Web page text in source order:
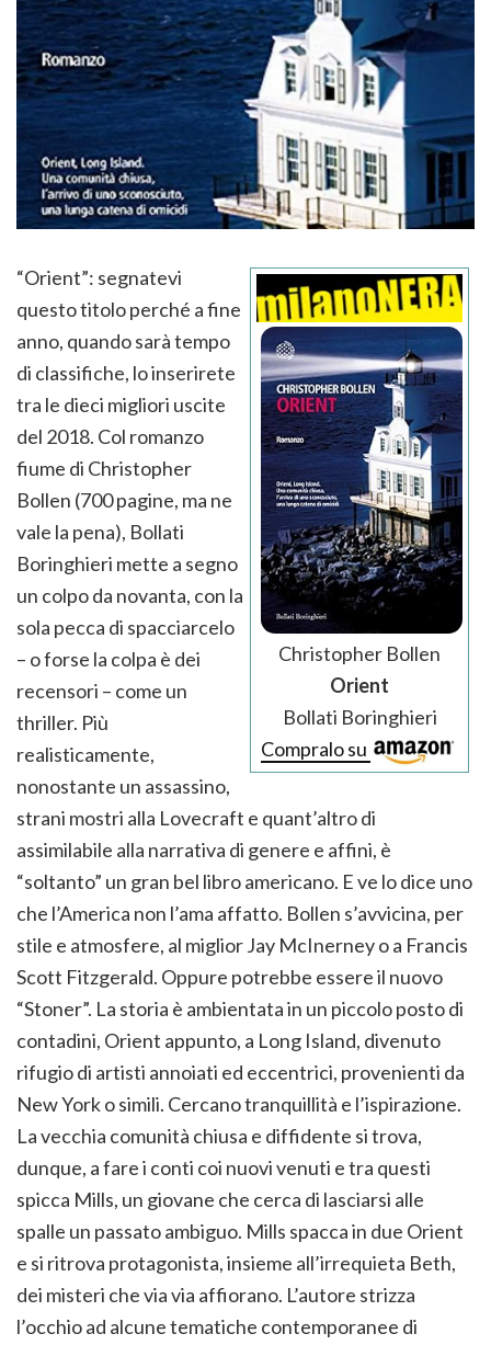
Christopher Bollen
Orient
Bollati Boringhieri
Compralo su
“Orient”: segnatevi
questo titolo perché a fine
anno, quando sarà tempo
di classifiche, lo inserirete
tra le dieci migliori uscite
del 2018. Col romanzo
fiume di Christopher
Bollen (700 pagine, ma ne
vale la pena), Bollati
Boringhieri mette a segno
un colpo da novanta, con la
sola pecca di spacciarcelo
– o forse la colpa è dei
recensori – come un
thriller. Più
realisticamente,
nonostante un assassino,
strani mostri alla Lovecraft e quant’altro di
assimilabile alla narrativa di genere e affini, è
“soltanto” un gran bel libro americano. E ve lo dice uno
che l’America non l’ama affatto. Bollen s’avvicina, per
stile e atmosfere, al miglior Jay McInerney o a Francis
Scott Fitzgerald. Oppure potrebbe essere il nuovo
“Stoner”. La storia è ambientata in un piccolo posto di
contadini, Orient appunto, a Long Island, divenuto
rifugio di artisti annoiati ed eccentrici, provenienti da
New York o simili. Cercano tranquillità e l’ispirazione.
La vecchia comunità chiusa e diffidente si trova,
dunque, a fare i conti coi nuovi venuti e tra questi
spicca Mills, un giovane che cerca di lasciarsi alle
spalle un passato ambiguo. Mills spacca in due Orient
e si ritrova protagonista, insieme all’irrequieta Beth,
dei misteri che via via affiorano. L’autore strizza
l’occhio ad alcune tematiche contemporanee di